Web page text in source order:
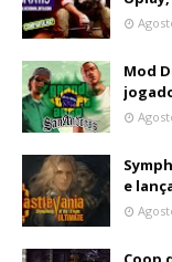
Mod
e